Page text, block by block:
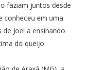
faziam juntos desde
conheceu em uma
Joel a ensinando
do queijo.